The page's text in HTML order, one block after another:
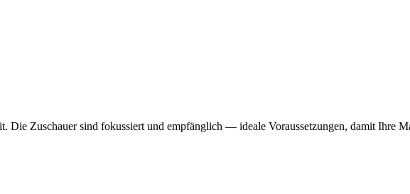
Zuschauer sind fokussiert und empfänglich — ideale Voraussetzungen, damit Ihre